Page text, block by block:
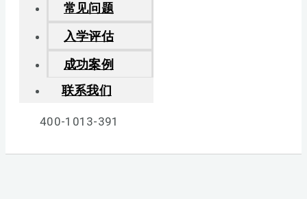
常见问题
入学评估
成功案例
联系我们
400-1013-391